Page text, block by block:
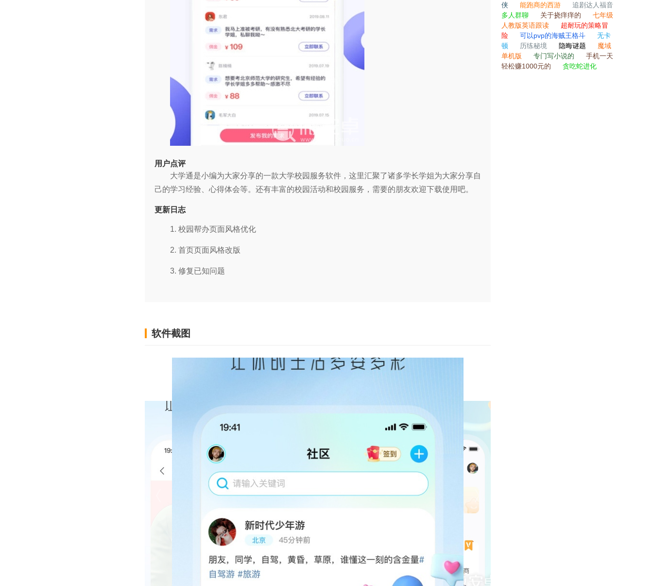
用户点评
大学通是小编为大家分享的一款大学校园服务软件，这里汇聚了诸多学长学姐为大家分享自
己的学习经验、心得体会等。还有丰富的校园活动和校园服务，需要的朋友欢迎下载使用吧。
更新日志
1. 校园帮办页面风格优化
2. 首页页面风格改版
3. 修复已知问题
软件截图
侠
能跑商的西游
追剧达人福音
多人群聊
关于挠痒痒的
七年级
人教版英语跟读
超耐玩的策略冒
险
可以pvp的海贼王格斗
无卡
顿
历练秘境 隐晦谜题
魔域
单机版
专门写小说的
手机一天
轻松赚1000元的
贪吃蛇进化